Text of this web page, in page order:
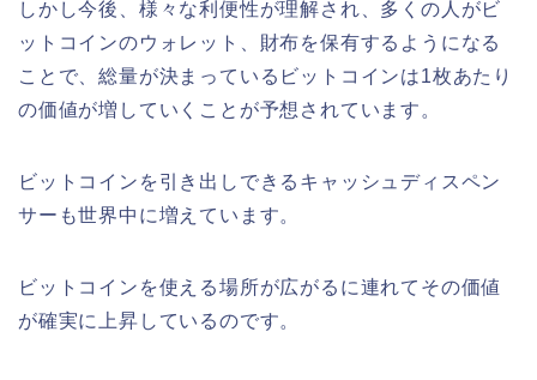
しかし今後、様々な利便性が理解され、多くの人がビ
ットコインのウォレット、財布を保有するようになる
ことで、総量が決まっているビットコインは1枚あたり
の価値が増していくことが予想されています。
ビットコインを引き出しできるキャッシュディスペン
サーも世界中に増えています。
ビットコインを使える場所が広がるに連れてその価値
が確実に上昇しているのです。